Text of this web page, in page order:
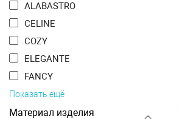
ALABASTRO
CELINE
COZY
ELEGANTE
FANCY
Показать ещё
Материал изделия